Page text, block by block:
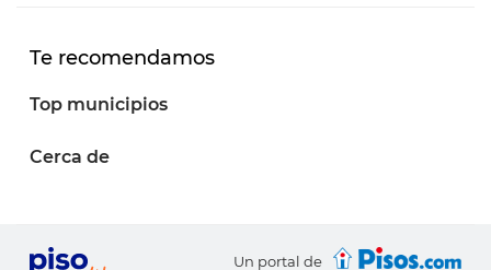
Te recomendamos
Top municipios
Cerca de
Un portal de